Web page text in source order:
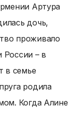
Артура
дочь,
проживало
России – в
в семье
родила
Когда Алине